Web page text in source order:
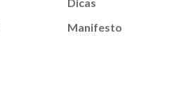
Manifesto